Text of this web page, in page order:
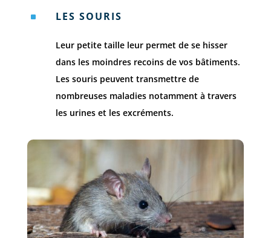
^ LES SOURIS
Leur petite taille leur permet de se hisser
dans les moindres recoins de vos bâtiments.
Les souris peuvent transmettre de
nombreuses maladies notamment à travers
les urines et les excréments.